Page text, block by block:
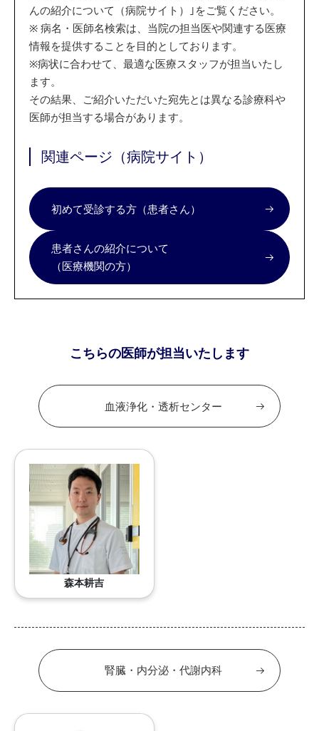
んの紹介について（病院サイト）｣をご覧ください。
※ 病名・医師名検索は、当院の担当医や関連する医療
情報を提供することを目的としております。
※病状に合わせて、最適な医療スタッフが担当いたし
ます。
その結果、ご紹介いただいた宛先とは異なる診療科や
医師が担当する場合があります。
関連ページ（病院サイト）
初めて受診する方（患者さん）
患者さんの紹介について
（医療機関の方）
こちらの医師が担当いたします
血液浄化・透析センター
森本耕吉
腎臓・内分泌・代謝内科